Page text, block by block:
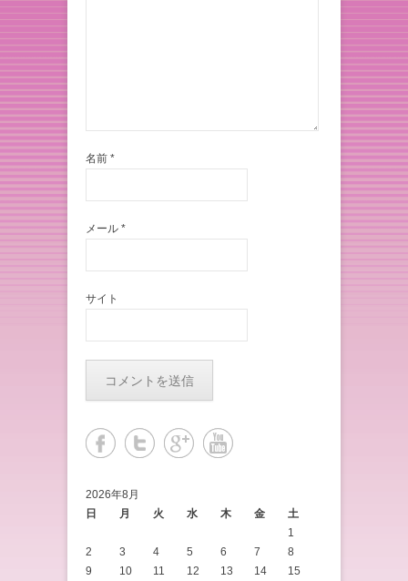
名前 *
メール *
サイト
2026年8月
日
月 火 水 木 金
土
1
2
3 4 5 6 7
8
9
10 11 12 13 14 15